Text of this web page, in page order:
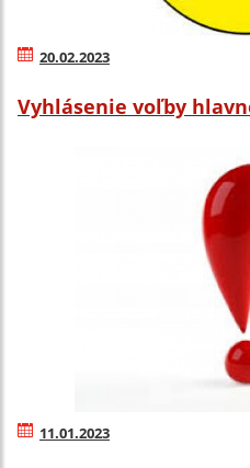
20.02.2023
Vyhlásenie voľby
11.01.2023